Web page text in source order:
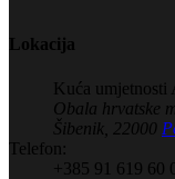
Lokacija
Kuća umjetnosti
Obala hrvatske
Šibenik
22000
Telefon:
+385 91 619 60